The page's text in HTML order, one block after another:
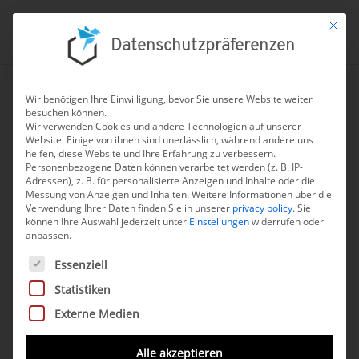
chevron_leftZURÜCK
Beschreibung
Die Mika App ist eine digitale
Mit
Datenschutzpräferenzen
Wir benötigen Ihre Einwilligung, bevor Sie unsere Website weiter
besuchen können.
Wir verwenden Cookies und andere Technologien auf unserer
Website. Einige von ihnen sind unerlässlich, während andere uns
helfen, diese Website und Ihre Erfahrung zu verbessern.
Personenbezogene Daten können verarbeitet werden (z. B. IP-
Adressen), z. B. für personalisierte Anzeigen und Inhalte oder die
Messung von Anzeigen und Inhalten.Weitere Informationen über die
Verwendung Ihrer Daten finden Sie in unserer privacy policy.Sie
können Ihre Auswahl jederzeit unter Einstellungenwiderrufen oder
anpassen.
Es folgt eine Liste der Service-Gruppen, für die eine
Essenziell
Statistiken
Externe Medien
Alle akzeptieren